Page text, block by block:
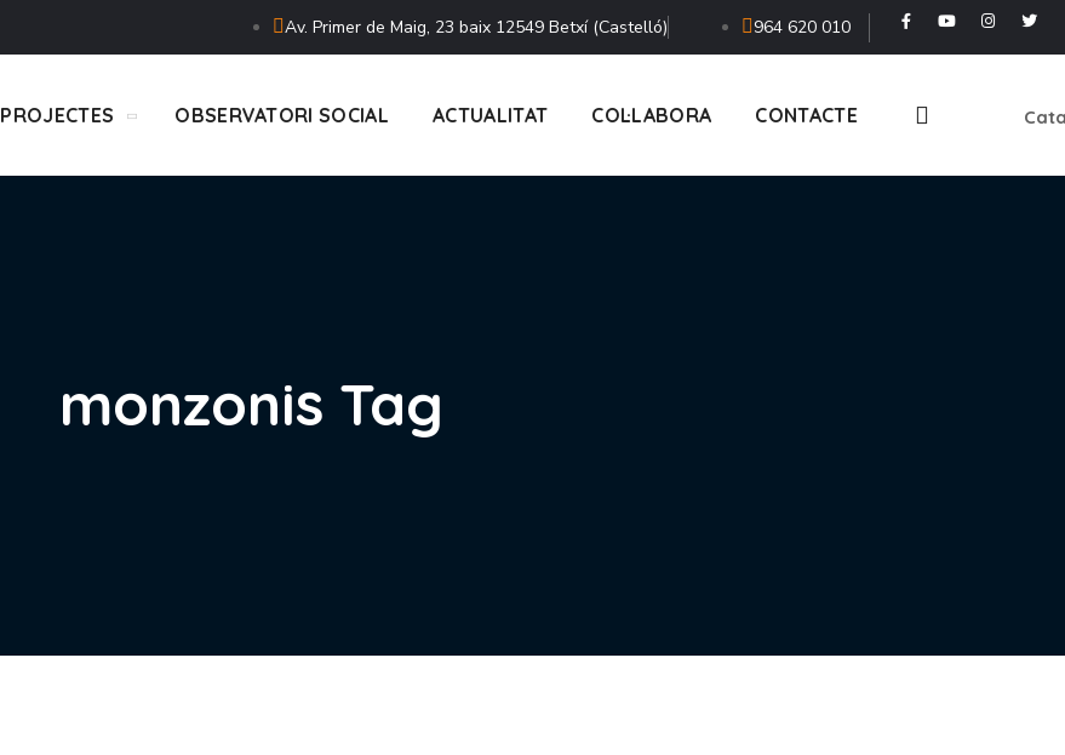
Av. Primer de Maig, 23 baix 12549 Betxí (Castelló) 964 620 010
PROJECTES OBSERVATORI SOCIAL ACTUALITAT COL·LABORA CONTACTE
monzonis Tag